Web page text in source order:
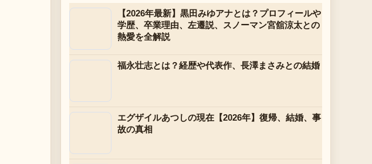
【2026年最新】黒田みゆアナとは？プロフィールや
学歴、卒業理由、左遷説、スノーマン宮舘涼太との
熱愛を全解説
福永壮志とは？経歴や代表作、長澤まさみとの結婚
エグザイルあつしの現在【2026年】復帰、結婚、事
故の真相